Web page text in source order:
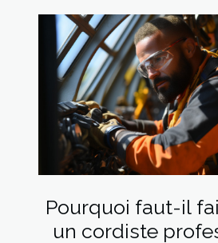
Pourquoi faut-il
un cordiste